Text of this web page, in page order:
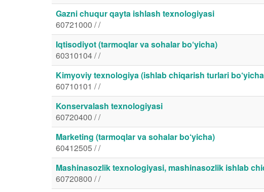
Gazni chuqur qayta ishlash texnologiyasi
60721000 / /
Iqtisodiyot (tarmoqlar va sohalar bo‘yicha)
60310104 / /
Kimyoviy texnologiya (ishlab chiqarish turlari
60710101 / /
Konservalash texnologiyasi
60720400 / /
Marketing (tarmoqlar va sohalar bo‘yicha)
60412505 / /
Mashinasozlik texnologiyasi, mashinasozlik ishlab
60720800 / /